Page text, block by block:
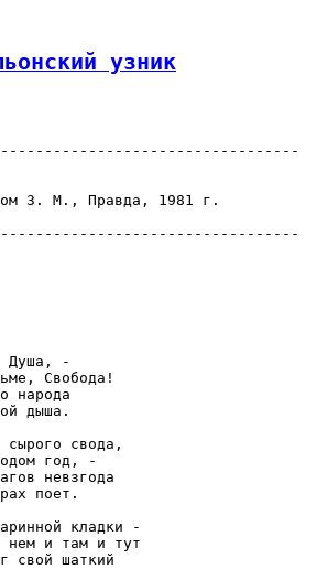
узник
3. М., Правда, 1981 г.
Душа, -
Свобода!
народа
дыша.
сырого свода,
год, -
невзгода
поет.
кладки -
нем и там и тут
свой шаткий